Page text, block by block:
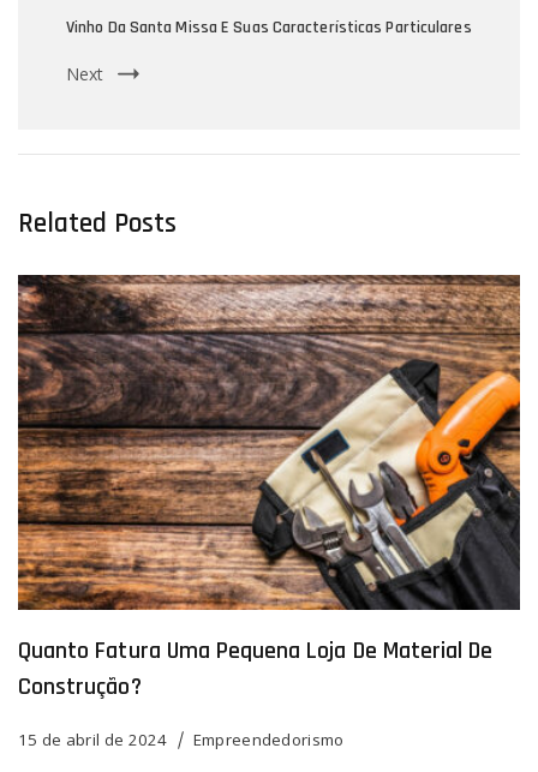
Vinho Da Santa Missa E Suas Características Particulares
Next
Related Posts
Quanto Fatura Uma Pequena Loja De Material De
Construção?
15 de abril de 2024 Empreendedorismo